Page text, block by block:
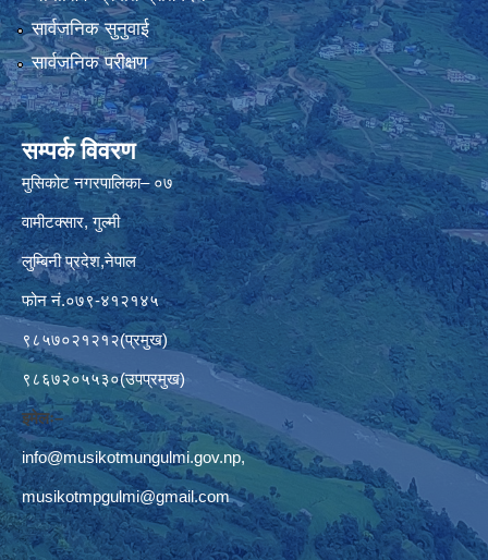
सार्वजनिक सुनुवाई
सार्वजनिक परीक्षण
सम्पर्क विवरण
मुसिकोट नगरपालिका– ०७
वामीटक्सार, गुल्मी
लुम्बिनी प्रदेश,नेपाल
फोन नं.०७९-४१२१४५
९८५७०२१२१२(प्रमुख)
९८६७२०५५३०(उपप्रमुख)
इमेलः–
info@musikotmungulmi.gov.np,
musikotmpgulmi@gmail.com